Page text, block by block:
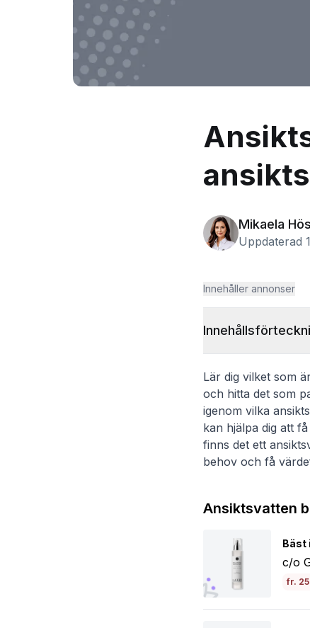
Mikaela
Uppdaterad
Innehåller annonser
Lär dig vilket som
och hitta det som
igenom vilka
kan hjälpa dig att
finns det ett
behov och få
Ansiktsvatten
Bäst
c/o
fr.